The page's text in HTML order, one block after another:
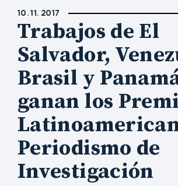
10. 11. 2017
Trabajos de El
Salvador,
Brasil y
ganan los
Periodismo de
Investigación